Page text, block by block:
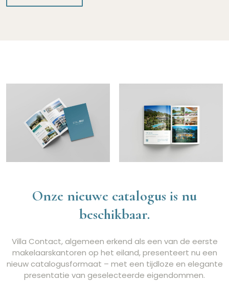
Onze nieuwe catalogus is nu
beschikbaar.
Villa Contact, algemeen erkend als een van de eerste
makelaarskantoren op het eiland, presenteert nu een
nieuw catalogusformaat – met een tijdloze en elegante
presentatie van geselecteerde eigendommen.